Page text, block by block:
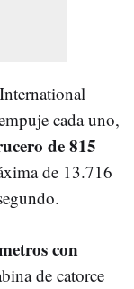
cada uno,
de 815
de 13.716
con
de catorce